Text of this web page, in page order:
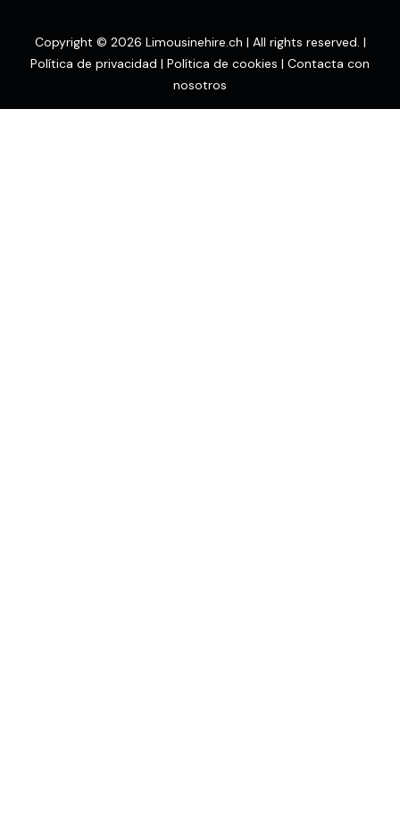
Copyright © 2026 Limousinehire.ch | All rights reserved. |
Política de privacidad | Política de cookies | Contacta con
nosotros